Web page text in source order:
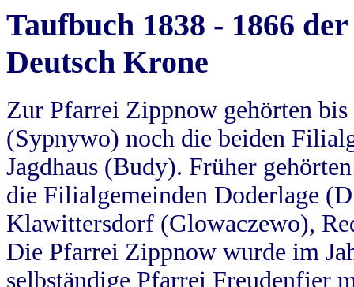
Taufbuch 1838 - 1866
Deutsch Krone
Zur Pfarrei Zippnow gehörten
(Sypnywo) noch die beiden
Jagdhaus (Budy). Früher
die Filialgemeinden Doderlage
Klawittersdorf (Glowaczewo),
Die Pfarrei Zippnow wurde im
selbständige Pfarrei Freudenfier